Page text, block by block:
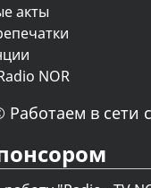
акты
NOR
в сети